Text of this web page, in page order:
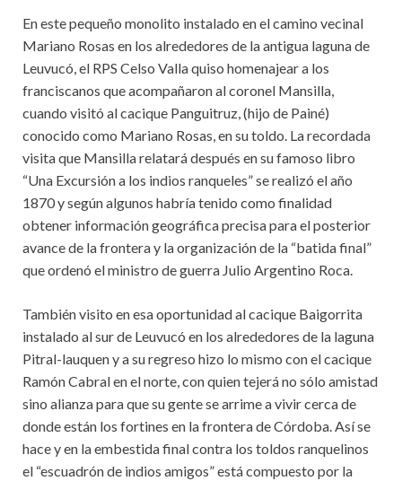
En este pequeño monolito instalado en el camino vecinal
Mariano Rosas en los alrededores de la antigua laguna de
Leuvucó, el RPS Celso Valla quiso homenajear a los
franciscanos que acompañaron al coronel Mansilla,
cuando visitó al cacique Panguitruz, (hijo de Painé)
conocido como Mariano Rosas, en su toldo. La recordada
visita que Mansilla relatará después en su famoso libro
“Una Excursión a los indios ranqueles” se realizó el año
1870 y según algunos habría tenido como finalidad
obtener información geográfica precisa para el posterior
avance de la frontera y la organización de la “batida final”
que ordenó el ministro de guerra Julio Argentino Roca.
También visito en esa oportunidad al cacique Baigorrita
instalado al sur de Leuvucó en los alrededores de la laguna
Pitral-lauquen y a su regreso hizo lo mismo con el cacique
Ramón Cabral en el norte, con quien tejerá no sólo amistad
sino alianza para que su gente se arrime a vivir cerca de
donde están los fortines en la frontera de Córdoba. Así se
hace y en la embestida final contra los toldos ranquelinos
el “escuadrón de indios amigos” está compuesto por la